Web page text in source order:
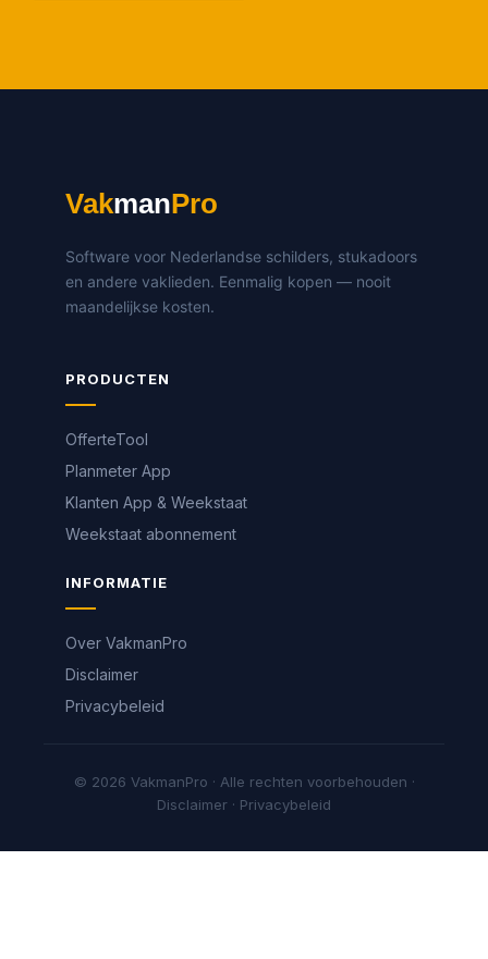
VakmanPro
Software voor Nederlandse schilders, stukadoors
en andere vaklieden. Eenmalig kopen — nooit
maandelijkse kosten.
PRODUCTEN
OfferteTool
Planmeter App
Klanten App & Weekstaat
Weekstaat abonnement
INFORMATIE
Over VakmanPro
Disclaimer
Privacybeleid
© 2026 VakmanPro · Alle rechten voorbehouden ·
Disclaimer · Privacybeleid